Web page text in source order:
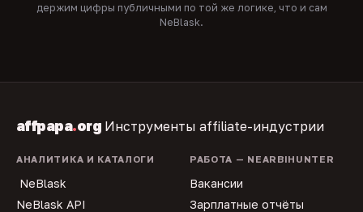
держим цифры публичными по той же логике, что и сам
NeBlask.
affpapa.org Инструменты affiliate-индустрии
АНАЛИТИКА И КАТАЛОГИ
NeBlask
NeBlask API
РАБОТА — NEARBIHUNTER
Вакансии
Зарплатные отчёты